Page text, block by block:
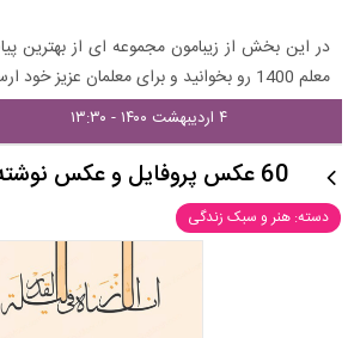
در این بخش از زیبامون مجموعه ای از بهترین
معلم 1400 رو بخوانید و برای معلمان عزیز خود ارسال کنید.
۴ اردیبهشت ۱۴۰۰ - ۱۳:۳۰
60 عکس پروفایل و عکس نوشته شب قدر جدید
دسته: هنر و سبک زندگی